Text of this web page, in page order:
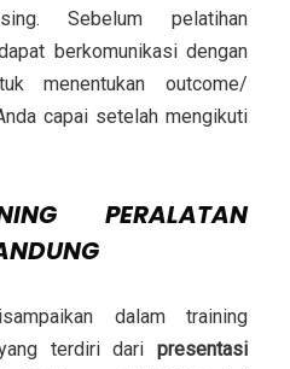
Sebelum pelatihan
berkomunikasi dengan
menentukan outcome/
capai setelah mengikuti
PERALATAN
dalam training
terdiri dari presentasi